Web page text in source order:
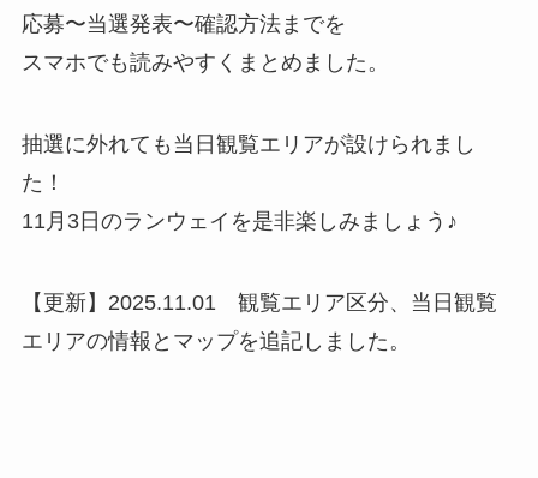
応募〜当選発表〜確認方法までを
スマホでも読みやすくまとめました。
抽選に外れても当日観覧エリアが設けられまし
た！
11月3日のランウェイを是非楽しみましょう♪
【更新】2025.11.01 観覧エリア区分、当日観覧
エリアの情報とマップを追記しました。